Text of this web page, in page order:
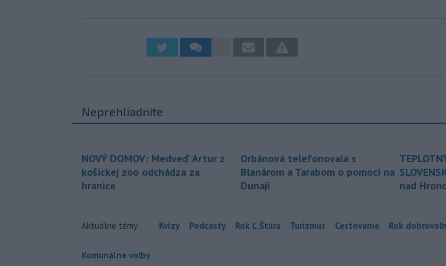
Neprehliadnite
NOVÝ DOMOV: Medveď Artur z
košickej zoo odchádza za
hranice
Orbánová telefonovala s
Blanárom a Tarabom o pomoci na
Dunaji
nad
Aktuálne témy: Kvízy Podcasty Rok Ľ.Štúra Turizmus Cestovanie Rok
Komunálne voľby